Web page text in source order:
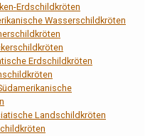
Erdschildkröten
Wasserschildkröten
Erdschildkröten
Landschildkröten